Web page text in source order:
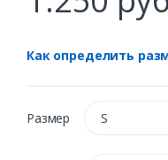
Как определить
Размер S